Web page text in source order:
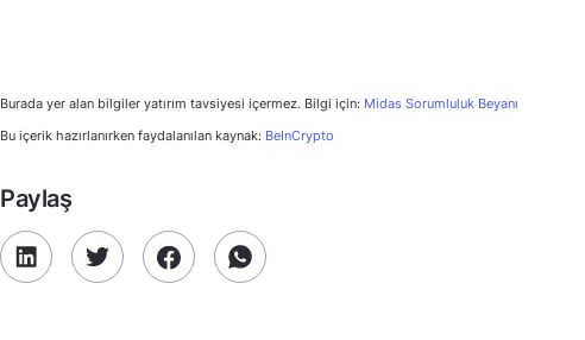
Burada yer alan bilgiler yatırım tavsiyesi içermez. Bilgi için: Midas Sorumluluk Beyanı
Bu içerik hazırlanırken faydalanılan kaynak: BeInCrypto
Paylaş